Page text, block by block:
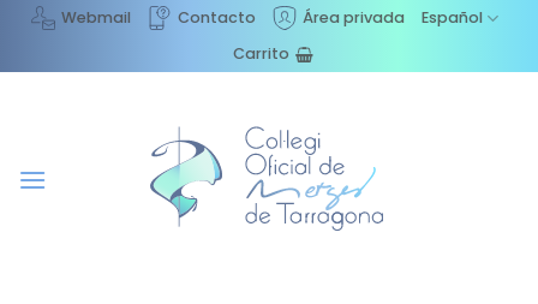
Saltar
contenido
Webmail Contacto Área privada
Español
Carrito